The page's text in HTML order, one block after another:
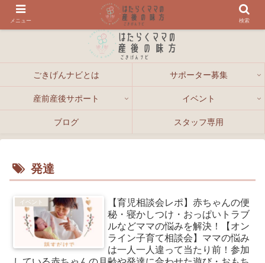
ごきげんナビとは サポーター募集
産前産後サポート イベント
ブログ スタッフ専用
発達
イベント
【育児相談会レポ】赤ちゃんの便
秘・寝かしつけ・おっぱいトラブ
ルなどママの悩みを解決！【オン
ライン子育て相談会】ママの悩み
は一人一人違って当たり前！参加
メニュー 検索